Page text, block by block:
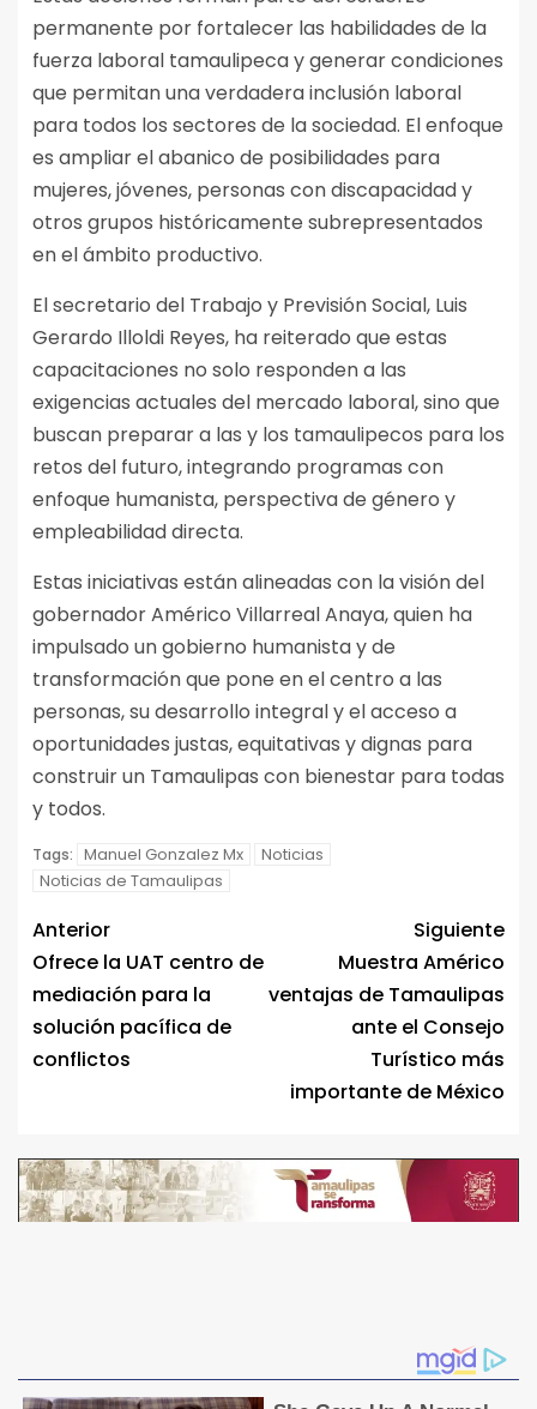
permanente por fortalecer las habilidades de la
fuerza laboral tamaulipeca y generar condiciones
que permitan una verdadera inclusión laboral
para todos los sectores de la sociedad. El enfoque
es ampliar el abanico de posibilidades para
mujeres, jóvenes, personas con discapacidad y
otros grupos históricamente subrepresentados
en el ámbito productivo.
El secretario del Trabajo y Previsión Social, Luis
Gerardo Illoldi Reyes, ha reiterado que estas
capacitaciones no solo responden a las
exigencias actuales del mercado laboral, sino que
buscan preparar a las y los tamaulipecos para los
retos del futuro, integrando programas con
enfoque humanista, perspectiva de género y
empleabilidad directa.
Estas iniciativas están alineadas con la visión del
gobernador Américo Villarreal Anaya, quien ha
impulsado un gobierno humanista y de
transformación que pone en el centro a las
personas, su desarrollo integral y el acceso a
oportunidades justas, equitativas y dignas para
construir un Tamaulipas con bienestar para todas
y todos.
Tags: Manuel Gonzalez Mx
Noticias
Noticias de Tamaulipas
Anterior
Ofrece la UAT centro de
mediación para la
solución pacífica de
conflictos
Siguiente
Muestra Américo
ventajas de Tamaulipas
ante el Consejo
Turístico más
importante de México